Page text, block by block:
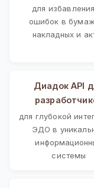
для
ошибок в
накладных и
Диадок API
для глубокой
ЭДО в
системы